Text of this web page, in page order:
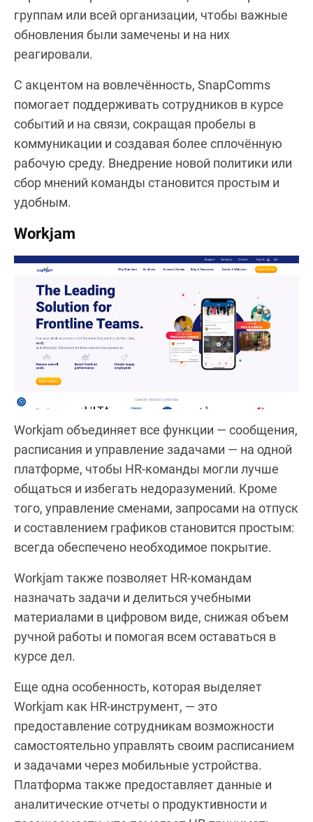
группам или всей организации, чтобы важные
обновления были замечены и на них
реагировали.
С акцентом на вовлечённость, SnapComms
помогает поддерживать сотрудников в курсе
событий и на связи, сокращая пробелы в
коммуникации и создавая более сплочённую
рабочую среду. Внедрение новой политики или
сбор мнений команды становится простым и
удобным.
Workjam
Workjam объединяет все функции — сообщения,
расписания и управление задачами — на одной
платформе, чтобы HR-команды могли лучше
общаться и избегать недоразумений. Кроме
того, управление сменами, запросами на отпуск
и составлением графиков становится простым:
всегда обеспечено необходимое покрытие.
Workjam также позволяет HR-командам
назначать задачи и делиться учебными
материалами в цифровом виде, снижая объем
ручной работы и помогая всем оставаться в
курсе дел.
Еще одна особенность, которая выделяет
Workjam как HR-инструмент, — это
предоставление сотрудникам возможности
самостоятельно управлять своим расписанием
и задачами через мобильные устройства.
Платформа также предоставляет данные и
аналитические отчеты о продуктивности и